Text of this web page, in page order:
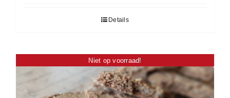
Details
Niet op voorraad!